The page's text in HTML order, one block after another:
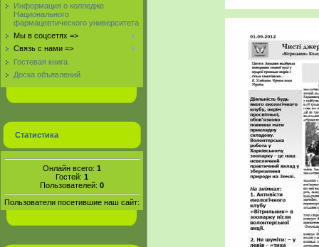
Информация о колледже
Национального
фармацевтического университета
Мы в соцсетях =>
Связь с нами =>
Гостевая книга
Доска объявлений
Статистика
Онлайн всего: 1
Гостей: 1
Пользователей: 0
Пользователи посетившие наш сайт: